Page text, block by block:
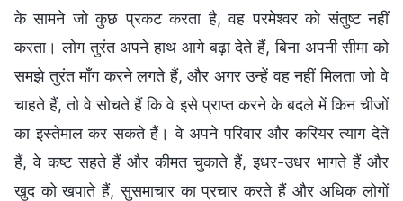
के सामने जो कुछ प्रकट करता है, वह परमेश्वर को संतुष्ट नहीं
करता। लोग तुरंत अपने हाथ आगे बढ़ा देते हैं, बिना अपनी सीमा को
समझे तुरंत माँग करने लगते हैं, और अगर उन्हें वह नहीं मिलता जो वे
चाहते हैं, तो वे सोचते हैं कि वे इसे प्राप्त करने के बदले में किन चीजों
का इस्तेमाल कर सकते हैं। वे अपने परिवार और करियर त्याग देते
हैं, वे कष्ट सहते हैं और कीमत चुकाते हैं, इधर-उधर भागते हैं और
खुद को खपाते हैं, सुसमाचार का प्रचार करते हैं और अधिक लोगों